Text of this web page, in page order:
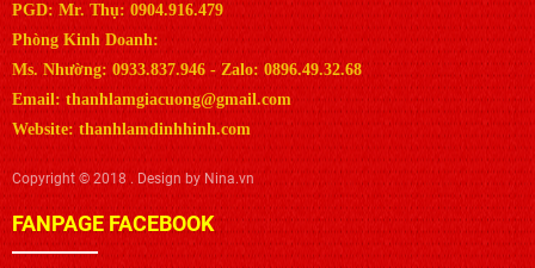
PGD: Mr. Thụ: 0904.916.479
Phòng Kinh Doanh:
Ms. Nhường: 0933.837.946 - Zalo: 0896.49.32.68
Email: thanhlamgiacuong@gmail.com
Website: thanhlamdinhhinh.com
Copyright © 2018 . Design by Nina.vn
FANPAGE FACEBOOK